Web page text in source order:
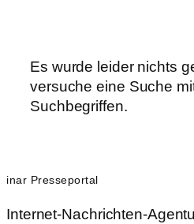
Es wurde leider nichts
versuche eine Suche
Suchbegriffen.
inar Presseportal
Internet-Nachrichten-